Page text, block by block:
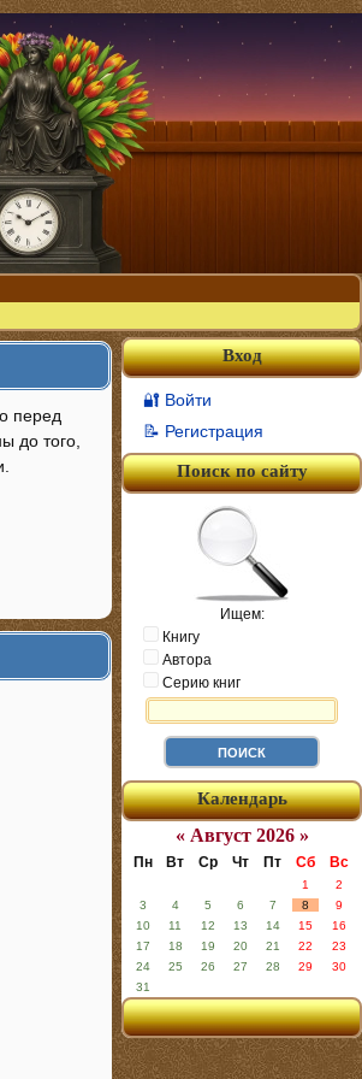
перед
до того,
Вход
🔐 Войти
📝 Регистрация
Поиск по сайту
Ищем:
Книгу
Автора
Серию книг
Календарь
« Август 2026 »
Пн Вт Ср Чт Пт Сб Вс
1
2
3
4 5 6 7 8
9
10
11 12 13 14 15
16
17
18 19 20 21 22
23
24
25 26 27 28 29
30
31